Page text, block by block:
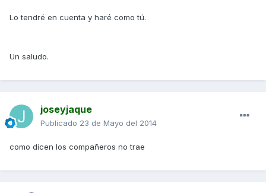
Lo tendré en cuenta y haré como tú.
Un saludo.
joseyjaque
Publicado 23 de Mayo del 2014
como dicen los compañeros no trae